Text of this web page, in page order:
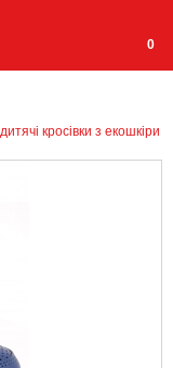
0
кросівки з екошкіри